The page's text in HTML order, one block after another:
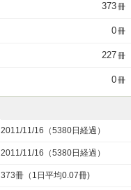
373冊
0冊
227冊
0冊
2011/11/16（5380日経過）
2011/11/16（5380日経過）
373冊（1日平均0.07冊)